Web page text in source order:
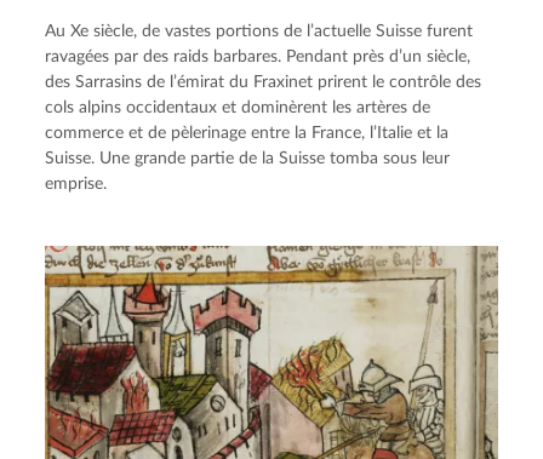
Au Xe siècle, de vastes portions de l’actuelle Suisse furent
ravagées par des raids barbares. Pendant près d’un siècle,
des Sarrasins de l’émirat du Fraxinet prirent le contrôle des
cols alpins occidentaux et dominèrent les artères de
commerce et de pèlerinage entre la France, l’Italie et la
Suisse. Une grande partie de la Suisse tomba sous leur
emprise.